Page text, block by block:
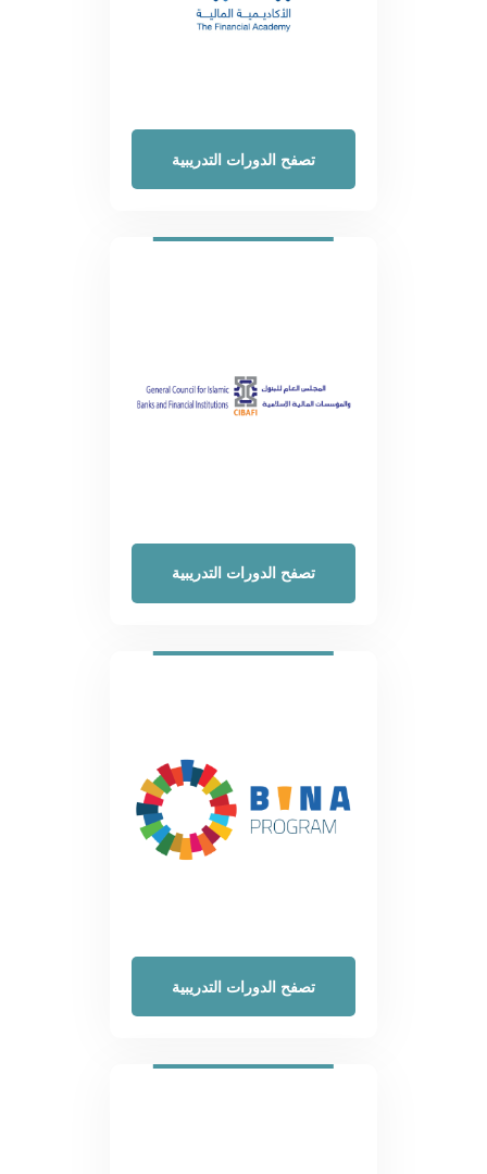
تصفح الدورات التدريبية
تصفح الدورات التدريبية
تصفح الدورات التدريبية